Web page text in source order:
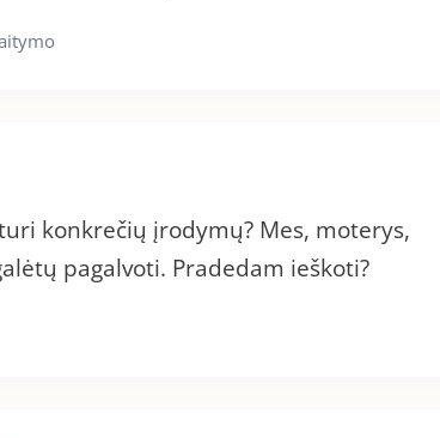
konkrečių įrodymų? Mes, moterys,
pagalvoti. Pradedam ieškoti?